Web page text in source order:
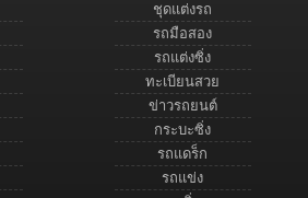
ชุดแต่งรถ
รถมือสอง
รถแต่งซิ่ง
ทะเบียนสวย
ข่าวรถยนต์
กระบะซิ่ง
รถแดร็ก
รถแข่ง